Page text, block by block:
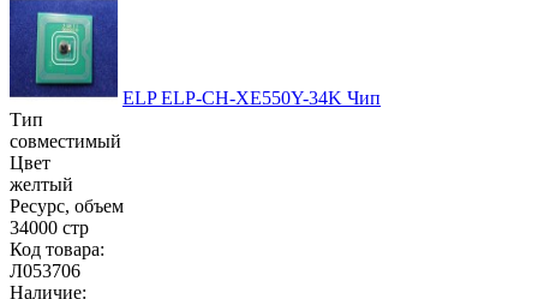
ELP ELP-CH-XE550Y-34K Чип
Тип
совместимый
Цвет
желтый
Ресурс, объем
34000 стр
Код товара:
Л053706
Наличие: